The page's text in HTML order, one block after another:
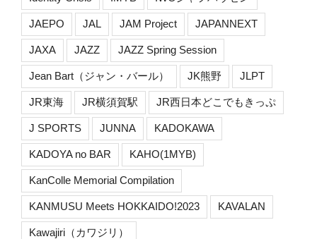
JAEPO JAL JAM Project JAPANNEXT
JAXA JAZZ JAZZ Spring Session
Jean Bart（ジャン・バール） JK熊野 JLPT
JR東海 JR横須賀駅 JR西日本どこでもきっぷ
J SPORTS JUNNA KADOKAWA
KADOYA no BAR KAHO(1MYB)
KanColle Memorial Compilation
KANMUSU Meets HOKKAIDO!2023 KAVALAN
Kawajiri（カワジリ）